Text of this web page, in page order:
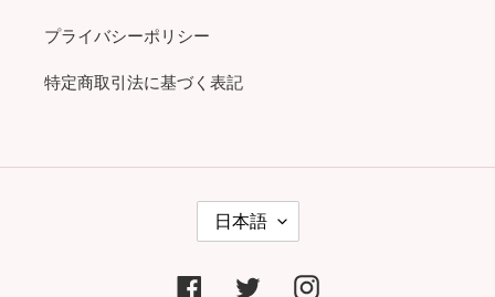
プライバシーポリシー
特定商取引法に基づく表記
日本語
FacebookTwitter Instagram